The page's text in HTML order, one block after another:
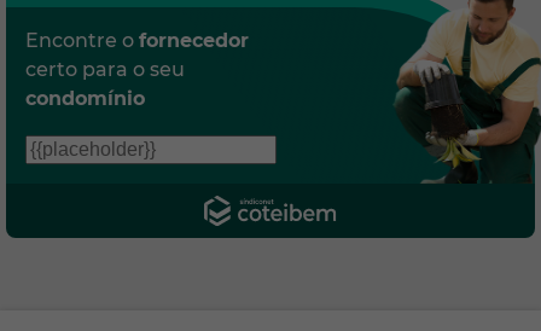
Encontre o fornecedor
certo para o seu
condomínio